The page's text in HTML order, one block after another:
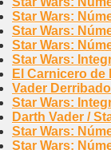
Star Wars:
Star Wars:
Star Wars:
Star Wars:
El Carnicero de
Vader
Star Wars:
Darth Vader /
Star Wars:
Star Wars: